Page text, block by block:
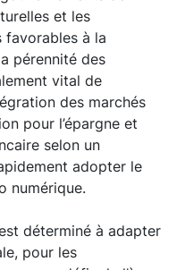
et les
favorables à la
pérennité des
vital de
des marchés
pour l’épargne et
selon un
adopter le
numérique.
déterminé à adapter
pour les